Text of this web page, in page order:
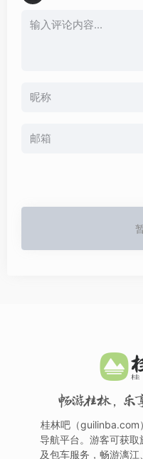
畅游桂林，乐
桂林吧（guilinba.com
导航平台。游客可获
及包车服务，畅游漓